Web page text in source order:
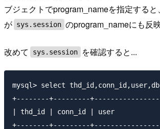
ブジェクトでprogram_nameを指定する
が sys.session のprogram_nameにも反
改めて sys.session を確認すると...
mysql> select
+--------+---------
| thd_id | conn_id | user
+--------+---------